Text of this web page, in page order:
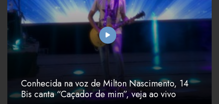
Conhecida na voz de Milton Nascimento, 14
Bis canta “Caçador de mim”, veja ao vivo